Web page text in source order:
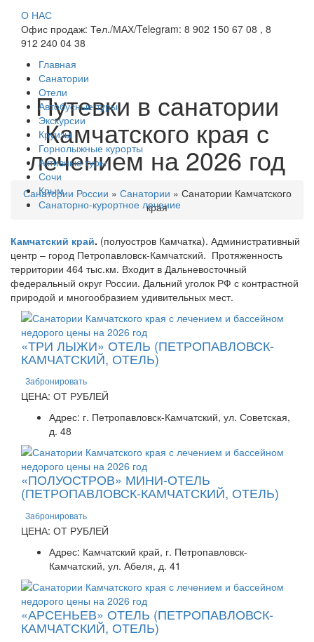
О НАС
Офис продаж: Тел./МАХ/Telegram: 8 902 150 67 08 , 8
912 240 04 38
Главная
Санатории
Отели
Автобусные туры
Экскурсии
Круизы
Горнолыжные курорты
Активные туры
Сочи
Крым
Санаторно-курортное лечение
Путевки в санатории
Камчатского края с
лечением на 2026 год
Санатории России » Санатории » Санатории Камчатского
края
Камчатский край. (полуостров Камчатка). Административный
центр – город Петропавловск-Камчатский. Протяженность
территории 464 тыс.км. Входит в Дальневосточный
федеральный округ России. Дальний уголок РФ с контрастной
природой и многообразием удивительных мест.
«ТРИ ЛЫЖИ» ОТЕЛЬ (ПЕТРОПАВЛОВСК-
КАМЧАТСКИЙ, ОТЕЛЬ)
Забронировать
ЦЕНА: ОТ РУБЛЕЙ
Адрес: г. Петропавловск-Камчатский, ул. Советская,
д. 48
«ПОЛУОСТРОВ» МИНИ-ОТЕЛЬ
(ПЕТРОПАВЛОВСК-КАМЧАТСКИЙ, ОТЕЛЬ)
Забронировать
ЦЕНА: ОТ РУБЛЕЙ
Адрес: Камчатский край, г. Петропавловск-
Камчатский, ул. Абеля, д. 41
«АРСЕНЬЕВ» ОТЕЛЬ (ПЕТРОПАВЛОВСК-
КАМЧАТСКИЙ, ОТЕЛЬ)